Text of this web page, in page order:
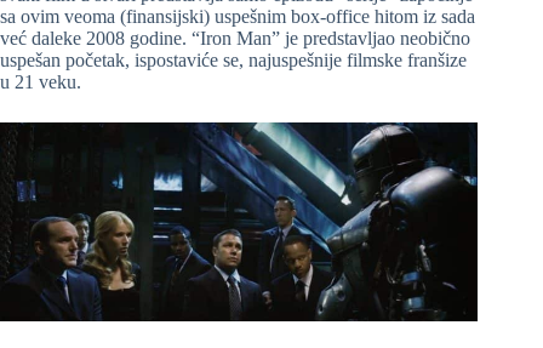
sa ovim veoma (finansijski) uspešnim box-office hitom iz sada
već daleke 2008 godine. “Iron Man” je predstavljao neobično
uspešan početak, ispostaviće se, najuspešnije filmske franšize
u 21 veku.